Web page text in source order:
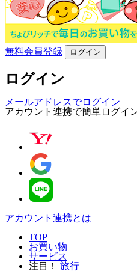
無料会員登録 ログイン
ログイン
メールアドレスでログイン
アカウント連携で簡単ログイ
アカウント連携とは
TOP
お買い物
サービス
注目！
旅行